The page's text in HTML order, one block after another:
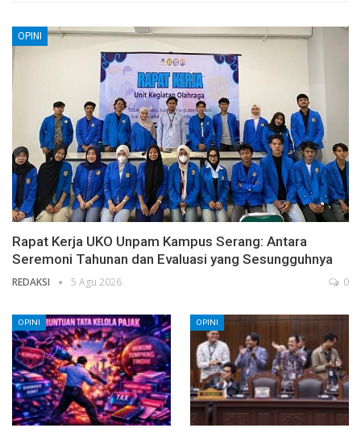
OPINI
Rapat Kerja UKO Unpam Kampus Serang: Antara
Seremoni Tahunan dan Evaluasi yang Sesungguhnya
REDAKSI 5 Agu 2026 0
OPINI OPINI